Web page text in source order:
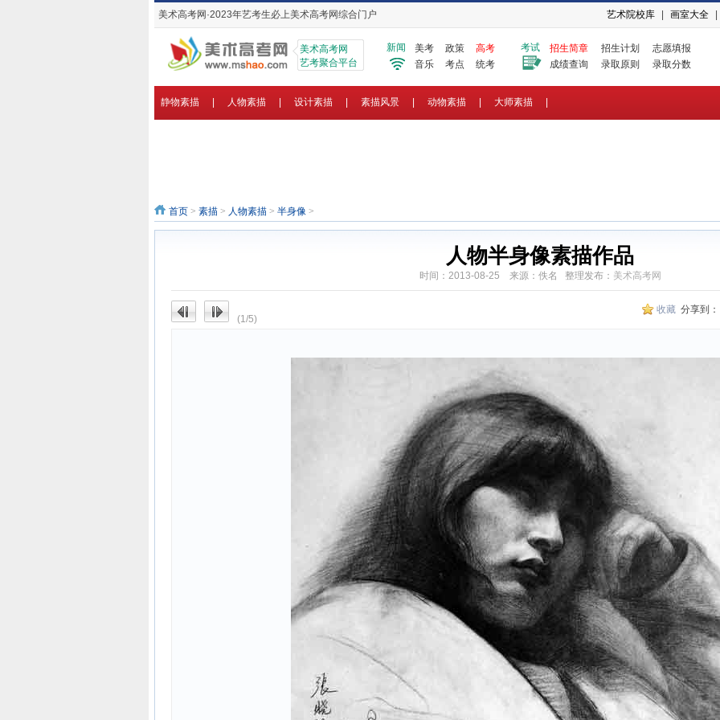
美术高考网·2023年艺考生必上美术高考网综合门户 艺术院校库 画室大全
美术高考网
艺考聚合平台
新闻 美考 政策
高考
音乐
考点 统考
考试 招生简章 招生计划
志愿填报
成绩查询
录取原则 录取分数
静物素描 人物素描 设计素描 素描风景 动物素描 大师素描
首页 > 素描 > 人物素描 > 半身像 >
人物半身像素描作品
时间：2013-08-25 来源：佚名 整理发布： 美术高考网
(1/5)
收藏 分享到